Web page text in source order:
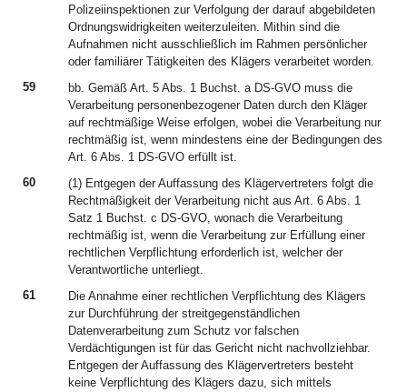
Polizeiinspektionen zur Verfolgung der darauf abgebildeten
Ordnungswidrigkeiten weiterzuleiten. Mithin sind die
Aufnahmen nicht ausschließlich im Rahmen persönlicher
oder familiärer Tätigkeiten des Klägers verarbeitet worden.
59
bb. Gemäß Art. 5 Abs. 1 Buchst. a DS-GVO muss die
Verarbeitung personenbezogener Daten durch den Kläger
auf rechtmäßige Weise erfolgen, wobei die Verarbeitung nur
rechtmäßig ist, wenn mindestens eine der Bedingungen des
Art. 6 Abs. 1 DS-GVO erfüllt ist.
60
(1) Entgegen der Auffassung des Klägervertreters folgt die
Rechtmäßigkeit der Verarbeitung nicht aus Art. 6 Abs. 1
Satz 1 Buchst. c DS-GVO, wonach die Verarbeitung
rechtmäßig ist, wenn die Verarbeitung zur Erfüllung einer
rechtlichen Verpflichtung erforderlich ist, welcher der
Verantwortliche unterliegt.
61
Die Annahme einer rechtlichen Verpflichtung des Klägers
zur Durchführung der streitgegenständlichen
Datenverarbeitung zum Schutz vor falschen
Verdächtigungen ist für das Gericht nicht nachvollziehbar.
Entgegen der Auffassung des Klägervertreters besteht
keine Verpflichtung des Klägers dazu, sich mittels